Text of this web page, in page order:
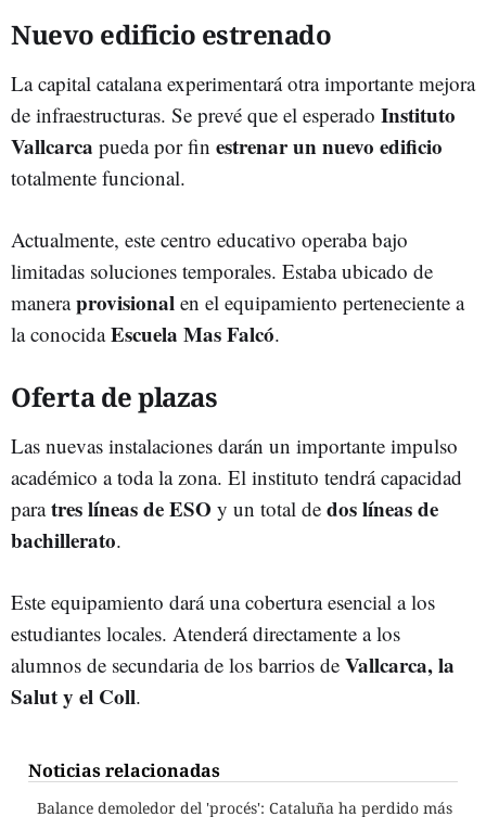
Nuevo edificio estrenado
La capital catalana experimentará otra importante mejora
de infraestructuras. Se prevé que el esperado Instituto
Vallcarca pueda por fin estrenar un nuevo edificio
totalmente funcional.
Actualmente, este centro educativo operaba bajo
limitadas soluciones temporales. Estaba ubicado de
maneraprovisional en el equipamiento perteneciente a
la conocidaEscuela Mas Falcó.
Oferta de plazas
Las nuevas instalaciones darán un importante impulso
académico a toda la zona. El instituto tendrá capacidad
paratres líneas de ESO y un total de dos líneas de
bachillerato.
Este equipamiento dará una cobertura esencial a los
estudiantes locales. Atenderá directamente a los
alumnos de secundaria de los barrios de Vallcarca, la
Salut y el Coll.
Noticias relacionadas
Balance demoledor del 'procés': Cataluña ha perdido más